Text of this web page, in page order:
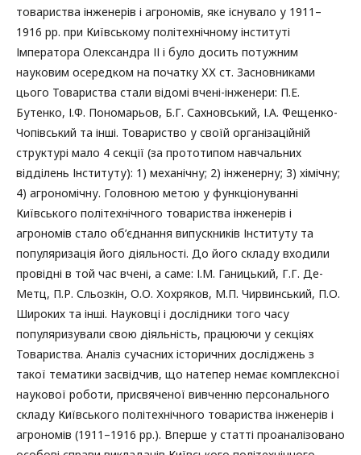
товариства інженерів і агрономів, яке існувало у 1911–
1916 рр. при Київському політехнічному інституті
Імператора Олександра ІІ і було досить потужним
науковим осередком на початку ХХ ст. Засновниками
цього Товариства стали відомі вчені-інженери: П.Е.
Бутенко, І.Ф. Пономарьов, Б.Г. Сахновський, І.А. Фещенко-
Чопівський та інші. Товариство у своїй організаційній
структурі мало 4 секції (за прототипом навчальних
відділень Інституту): 1) механічну; 2) інженерну; 3) хімічну;
4) агрономічну. Головною метою у функціонуванні
Київського політехнічного товариства інженерів і
агрономів стало об’єднання випускників Інституту та
популяризація його діяльності. До його складу входили
провідні в той час вчені, а саме: І.М. Ганицький, Г.Г. Де-
Метц, П.Р. Сльозкін, О.О. Хохряков, М.П. Чирвинський, П.О.
Широких та інші. Науковці і дослідники того часу
популяризували свою діяльність, працюючи у секціях
Товариства. Аналіз сучасних історичних досліджень з
такої тематики засвідчив, що натепер немає комплексної
наукової роботи, присвяченої вивченню персонального
складу Київського політехнічного товариства інженерів і
агрономів (1911–1916 рр.). Вперше у статті проаналізовано